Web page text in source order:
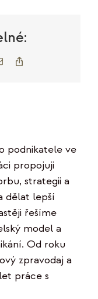
E-
podnikatele ve
propojuji
strategii a
dělat lepší
řešíme
model a
Od roku
zpravodaj a
práce s